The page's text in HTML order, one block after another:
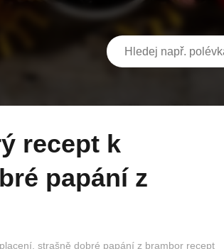
papání z
strašně dobré papání z brambor recept